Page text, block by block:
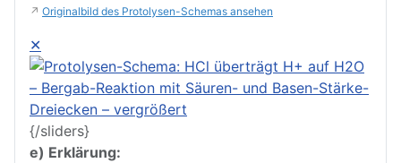
↗ Originalbild des Protolysen-Schemas ansehen
✕
{/sliders}
e) Erklärung: